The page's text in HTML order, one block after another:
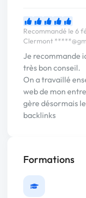
Recommandé le 6
Clermont
Je recommande
très bon conseil.
On a travaillé
web de mon
gère désormais
backlinks
Formations